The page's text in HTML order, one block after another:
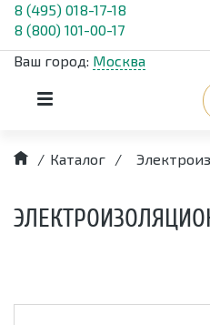
8 (495) 018-17-18
8 (800) 101-00-17
Ваш город: Москва
/ Каталог /